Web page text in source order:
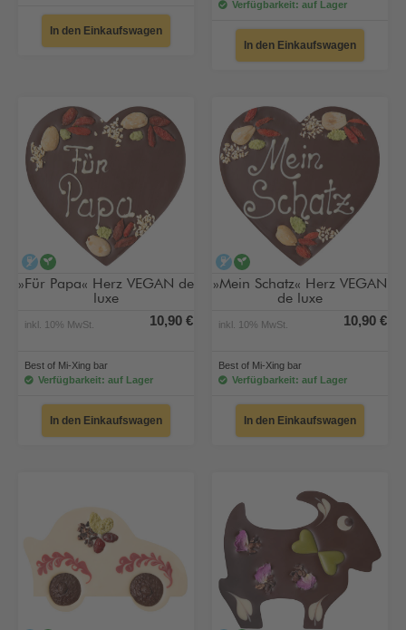
In den Einkaufswagen
Verfügbarkeit: auf Lager
In den Einkaufswagen
alkoholfrei
vegan
»Für Papa« Herz VEGAN de
luxe
inkl. 10% MwSt. 10,90 €
Best of Mi-Xing bar
Verfügbarkeit: auf Lager
In den Einkaufswagen
alkoholfrei
vegan
»Mein Schatz« Herz VEGAN
de luxe
inkl. 10% MwSt. 10,90 €
Best of Mi-Xing bar
Verfügbarkeit: auf Lager
In den Einkaufswagen